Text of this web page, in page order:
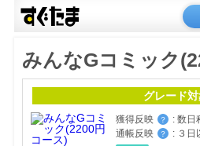
みんなGコミック
グレード
獲得反映 ？ : 数日
通帳反映
？ : ３日